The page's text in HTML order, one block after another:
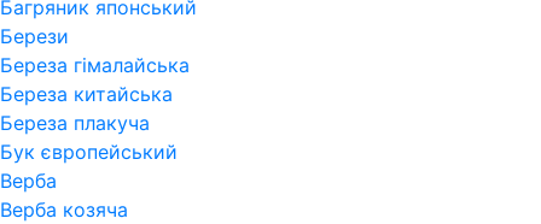
Багряник японський
Берези
Береза гімалайська
Береза китайська
Береза плакуча
Бук європейський
Верба
Верба козяча